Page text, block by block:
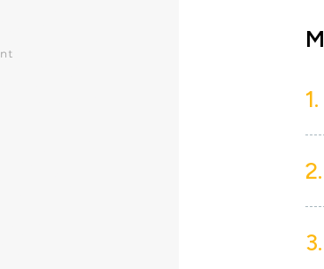
1.
2.
3.